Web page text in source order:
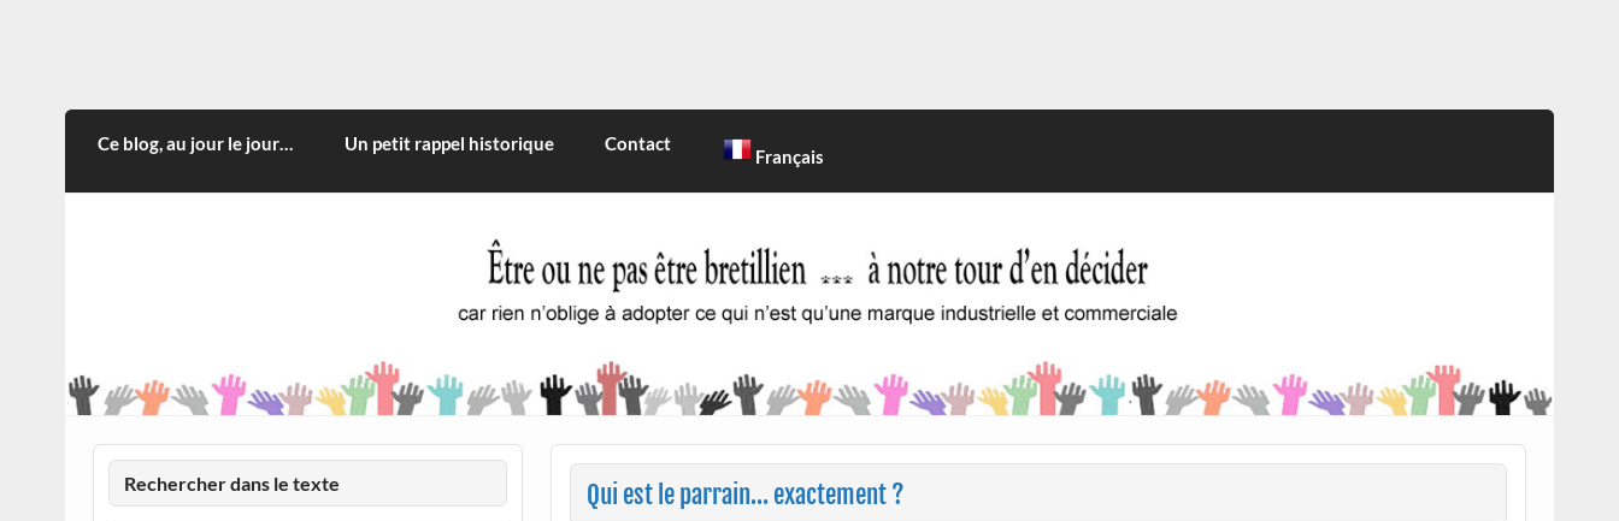
CITOYEN D'ILLE-ET-VILAINE
Ce blog, au jour le jour… Un petit rappel historique Contact
Français
Qui est le parrain… exactement ?
Rechercher dans le texte